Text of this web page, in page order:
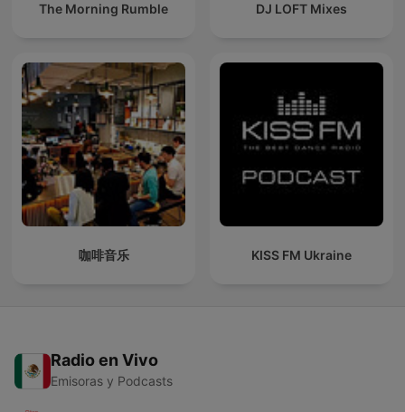
The Morning Rumble DJ LOFT Mixes
咖啡音乐 KISS FM Ukraine
Radio en Vivo
Emisoras y Podcasts